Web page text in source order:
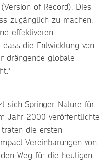
of Record). Dies
zugänglich zu machen,
effektiveren
dass die Entwicklung von
drängende globale
sich Springer Nature für
Jahr 2000 veröffentlichte
die ersten
Vereinbarungen von
Weg für die heutigen